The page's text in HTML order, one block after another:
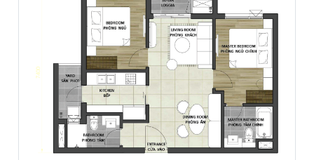
Căn hộ 2PN D-Homme
- Diện tích xây dựng: 69.59 m²
- Diện tích sử dụng 61.67 m²
Liên hệ